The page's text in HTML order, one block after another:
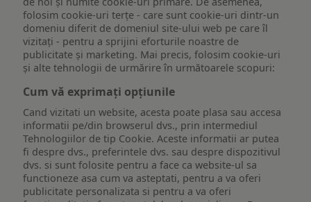
folosim cookie-uri terțe - care sunt cookie-uri dintr-un
domeniu diferit de domeniul site-ului web pe care îl
vizitați - pentru a sprijini eforturile noastre de
publicitate și marketing. Mai precis, folosim cookie-uri
și alte tehnologii de urmărire în următoarele scopuri:
Cum vă exprimați opțiunile
Cand vizitati un website, acesta poate plasa sau accesa
informatii pe/din browserul dvs., prin intermediul
Tehnologiilor de tip Cookie. Aceste informatii ar putea
fi despre dvs., preferintele dvs. sau despre dispozitivul
dvs. si sunt folosite pentru a face ca website-ul sa
functioneze asa cum va asteptati, pentru a va oferi
publicitate personalizata si pentru a va oferi